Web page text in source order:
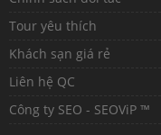
Tour yêu thích
Khách sạn giá rẻ
Liên hệ QC
Công ty SEO - SEOViP ™